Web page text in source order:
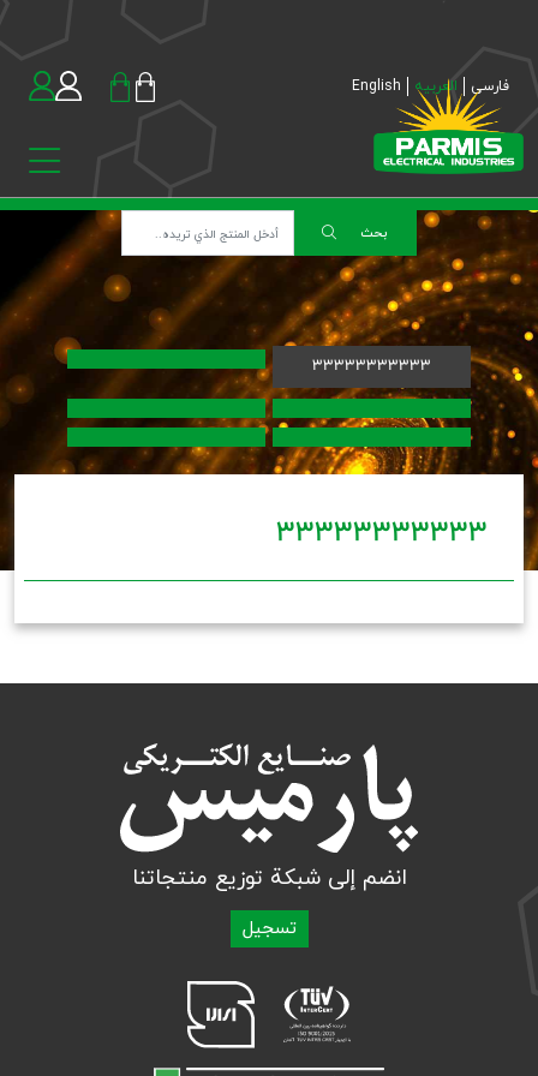
فارسی العربیه English
بحث
33333333333
33333333333
انضم إلى شبكة توزيع منتجاتنا
تسجيل